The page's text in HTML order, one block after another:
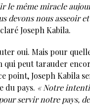
le même miracle
devons nous asseoir
Joseph Kabila.
oui. Mais pour
qui peut tarauder
point, Joseph Kabila
du pays. « Notre
servir notre pays,